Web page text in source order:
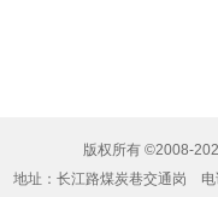
版权所有 ©2008-
地址：长江路煤炭巷交通岗